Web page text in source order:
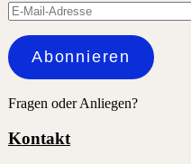
E-
Mail-
Adresse
Abonnieren
Fragen oder Anliegen?
Kontakt